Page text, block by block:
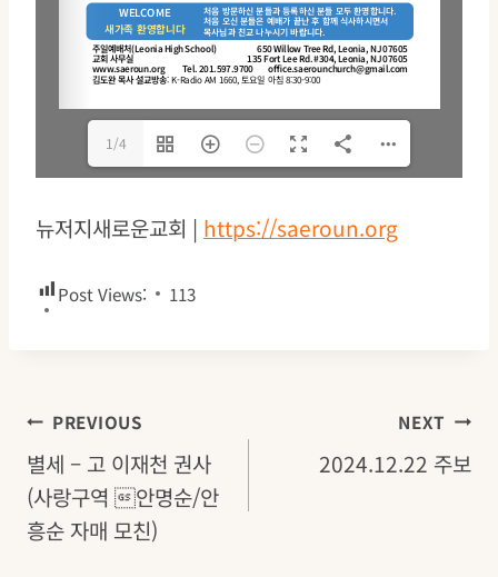
1/4
뉴저지새로운교회 | https://saeroun.org
Post Views: 113
글
탐
색
PREVIOUS
별세 – 고 이재천 권사
(사랑구역 안명순/안
흥순 자매 모친)
NEXT
2024.12.22 주보